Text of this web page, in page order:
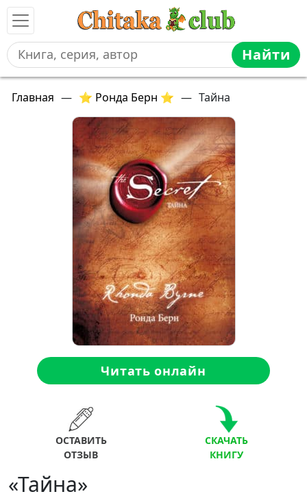
Найти
Главная — ⭐ Ронда Берн ⭐ — Тайна
Читать онлайн
ОСТАВИТЬ
ОТЗЫВ
СКАЧАТЬ
КНИГУ
«Тайна»